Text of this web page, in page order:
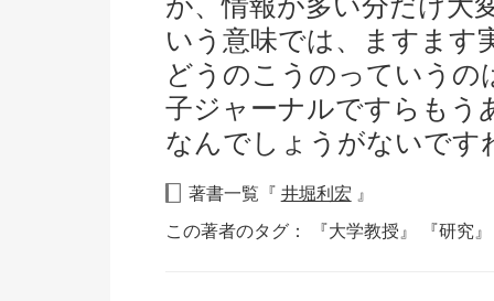
いう意味では、ますます
どうのこうのっていう
子ジャーナルですらもう
なんでしょうがないです
著書一覧『 井堀利宏 』
この著者のタグ：
『大学教授』 『研究